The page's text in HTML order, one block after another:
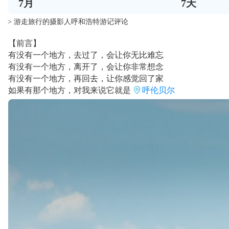
7月 7天
> 游走旅行的摄影人呼和浩特游记评论
【前言】
有没有一个地方，去过了，会让你无比难忘
有没有一个地方，离开了，会让你非常想念
有没有一个地方，再回去，让你感觉回了家
如果有那个地方，对我来说它就是
呼伦贝尔